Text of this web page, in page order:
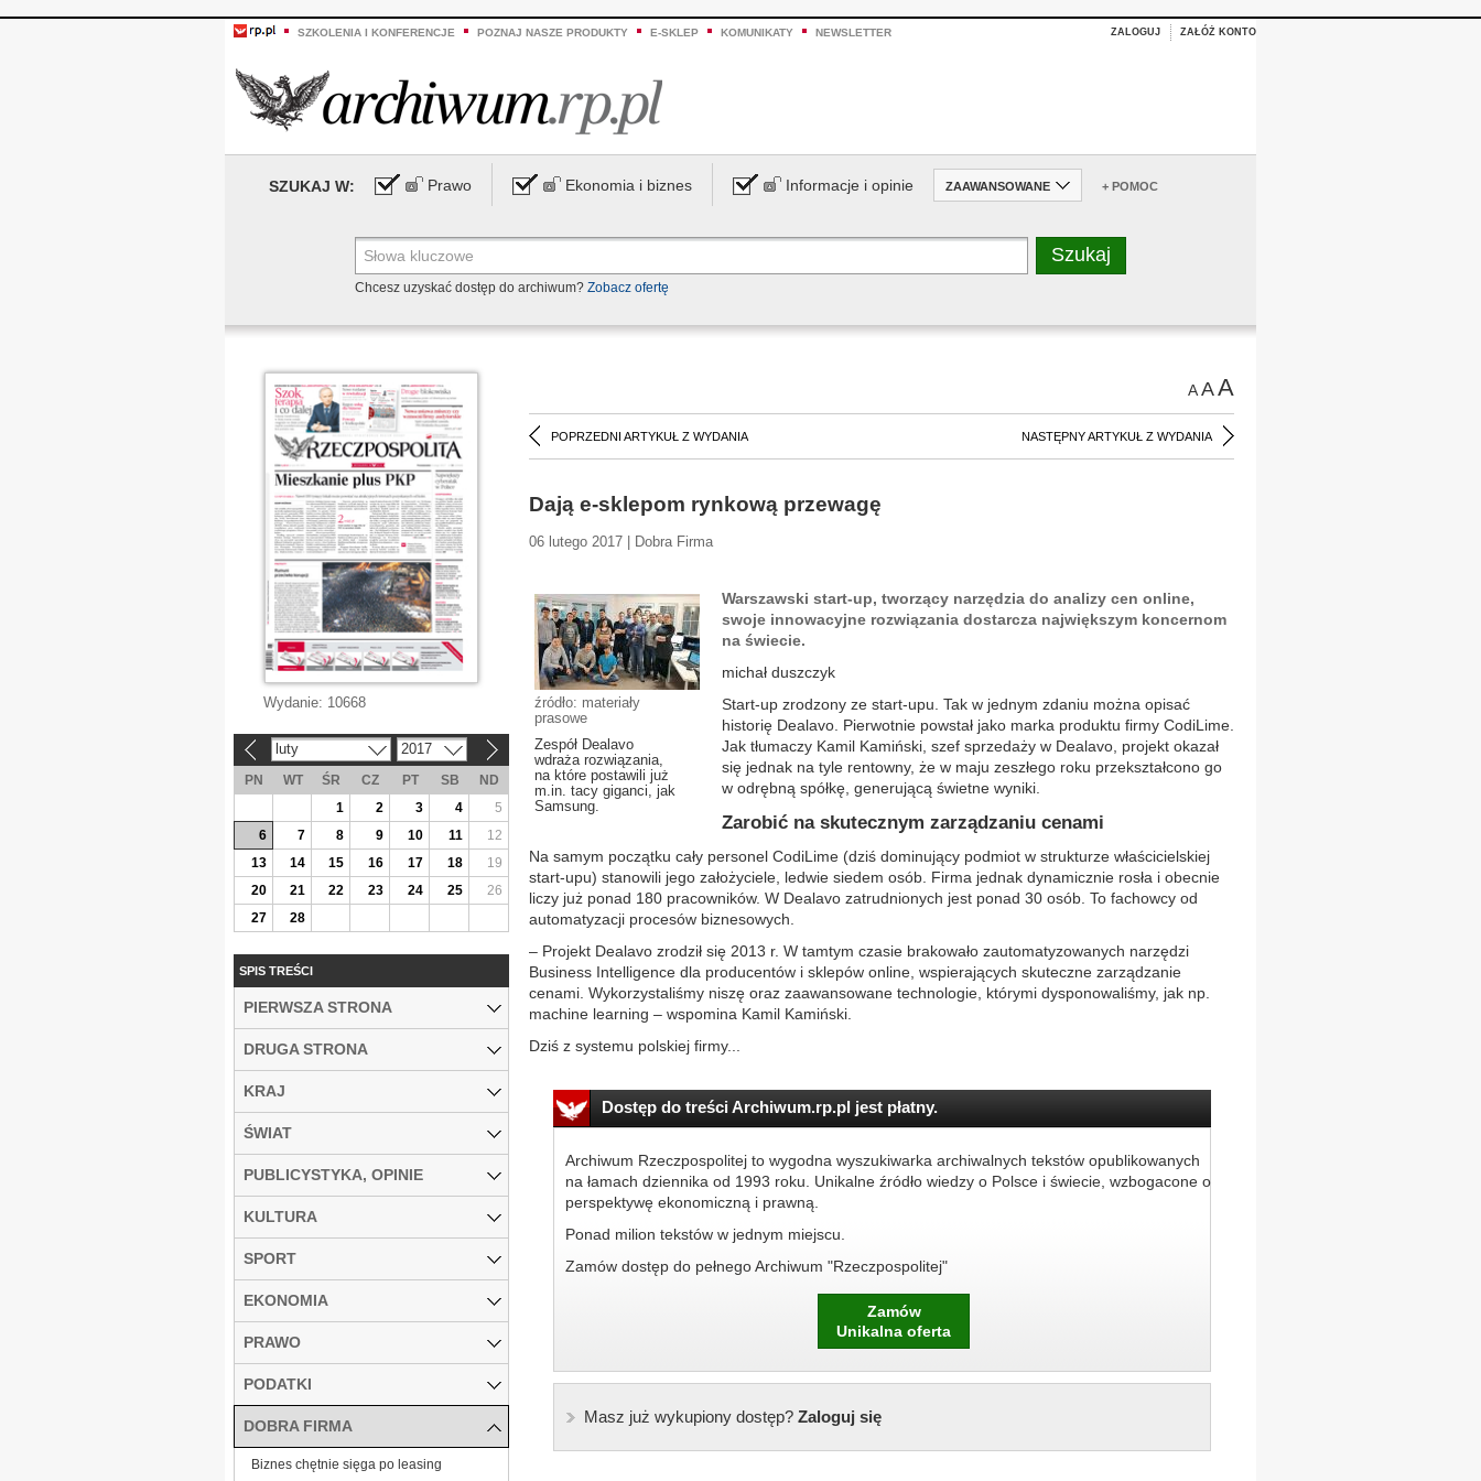
SZKOLENIA I KONFERENCJE POZNAJ NASZE PRODUKTY E-SKLEP KOMUNIKATY NEWSLETTER ZALOGUJ ZAŁÓŻ KONTO
SZUKAJ W: Prawo Ekonomia i biznes Informacje i opinie ZAAWANSOWANE + POMOC
Chcesz uzyskać dostęp do archiwum? Zobacz ofertę
AAA
POPRZEDNI ARTYKUŁ Z WYDANIA NASTĘPNY ARTYKUŁ Z WYDANIA
Dają e-sklepom rynkową przewagę
06 lutego 2017 | Dobra Firma
źródło: materiały
prasowe
Zespół Dealavo
wdraża rozwiązania,
na które postawili już
m.in. tacy giganci, jak
Samsung.
Warszawski start-up, tworzący narzędzia do analizy cen online,
swoje innowacyjne rozwiązania dostarcza największym koncernom
na świecie.
michał duszczyk
Start-up zrodzony ze start-upu. Tak w jednym zdaniu można opisać
historię Dealavo. Pierwotnie powstał jako marka produktu firmy CodiLime.
Jak tłumaczy Kamil Kamiński, szef sprzedaży w Dealavo, projekt okazał
się jednak na tyle rentowny, że w maju zeszłego roku przekształcono go
w odrębną spółkę, generującą świetne wyniki.
Zarobić na skutecznym zarządzaniu cenami
Na samym początku cały personel CodiLime (dziś dominujący podmiot w strukturze właścicielskiej
start-upu) stanowili jego założyciele, ledwie siedem osób. Firma jednak dynamicznie rosła i obecnie
liczy już ponad 180 pracowników. W Dealavo zatrudnionych jest ponad 30 osób. To fachowcy od
automatyzacji procesów biznesowych.
– Projekt Dealavo zrodził się 2013 r. W tamtym czasie brakowało zautomatyzowanych narzędzi
Business Intelligence dla producentów i sklepów online, wspierających skuteczne zarządzanie
cenami. Wykorzystaliśmy niszę oraz zaawansowane technologie, którymi dysponowaliśmy, jak np.
machine learning – wspomina Kamil Kamiński.
Dziś z systemu polskiej firmy...
Dostęp do treści Archiwum.rp.pl jest płatny.
Archiwum Rzeczpospolitej to wygodna wyszukiwarka archiwalnych tekstów opublikowanych
na łamach dziennika od 1993 roku. Unikalne źródło wiedzy o Polsce i świecie, wzbogacone o
perspektywę ekonomiczną i prawną.
Ponad milion tekstów w jednym miejscu.
Zamów dostęp do pełnego Archiwum "Rzeczpospolitej"
Zamów
Unikalna oferta
Masz już wykupiony dostęp?Zaloguj się
Wydanie: 10668
luty 2017
PN WT ŚR CZ PT SB
ND
1
2 3 4
5
6
7 8 9 10 11
12
13
14 15 16 17 18
19
20
21 22 23 24 25
26
27
28
SPIS TREŚCI
PIERWSZA STRONA
DRUGA STRONA
KRAJ
ŚWIAT
PUBLICYSTYKA, OPINIE
KULTURA
SPORT
EKONOMIA
PRAWO
PODATKI
DOBRA FIRMA
Biznes chętnie sięga po leasing